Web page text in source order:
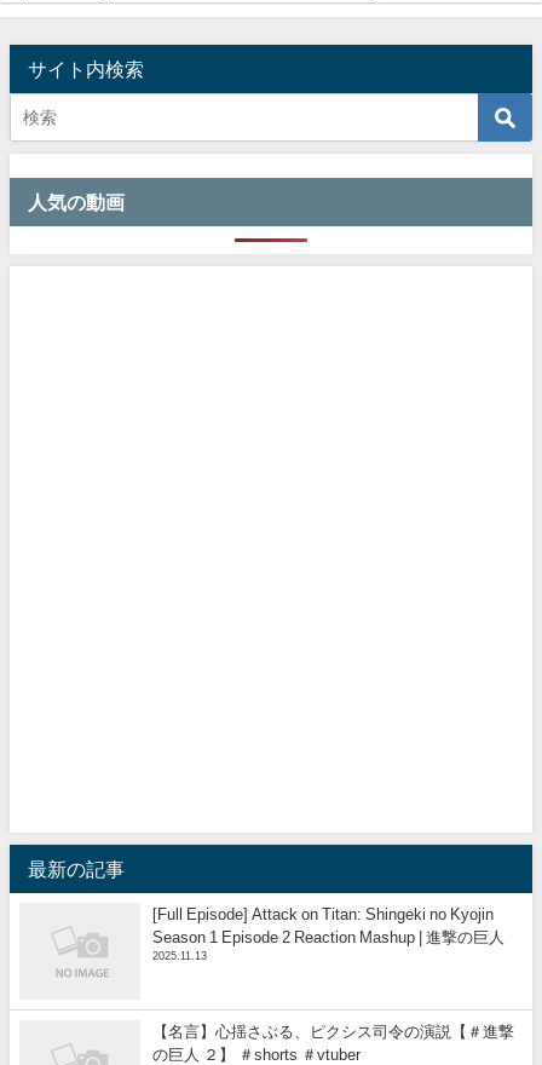
サイト内検索
人気の動画
最新の記事
[Full Episode] Attack on Titan: Shingeki no Kyojin
Season 1 Episode 2 Reaction Mashup | 進撃の巨人
2025.11.13
【名言】心揺さぶる、ピクシス司令の演説【＃進撃
の巨人 ２】 ＃shorts ＃vtuber